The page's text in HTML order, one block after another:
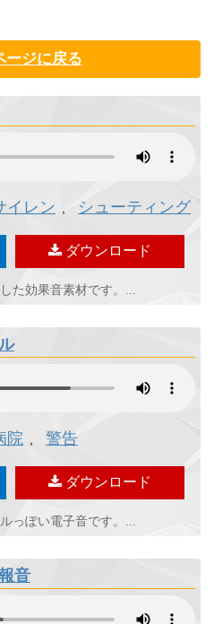
ジに戻る
イレン シューティング
ダウンロード
た効果音素材です。...
院 警告
ダウンロード
っぽい電子音です。...
音